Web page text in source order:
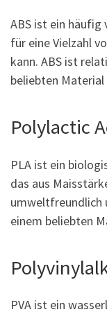
ABS ist ein
für eine Vielzahl
kann. ABS ist
beliebten
Polylactic
PLA ist ein
das aus
umweltfreundlich
einem beliebten
PVA ist ein